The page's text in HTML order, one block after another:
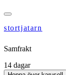
stortjatarn
Samfrakt
14 dagar